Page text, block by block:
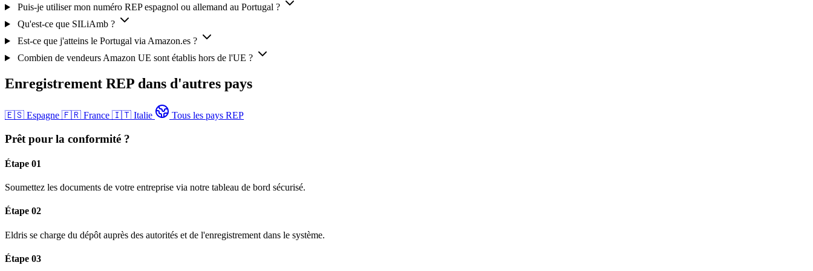
Puis-je utiliser mon numéro REP espagnol ou allemand au Portugal ?
Qu'est-ce que SILiAmb ?
Est-ce que j'atteins le Portugal via Amazon.es ?
Combien de vendeurs Amazon UE sont établis hors de l'UE ?
Enregistrement REP dans d'autres pays
🇪🇸 Espagne 🇫🇷 France 🇮🇹 Italie Tous les pays REP
Prêt pour la conformité ?
Étape 01
Soumettez les documents de votre entreprise via notre tableau de bord sécurisé.
Étape 02
Eldris se charge du dépôt auprès des autorités et de l'enregistrement dans le système.
Étape 03